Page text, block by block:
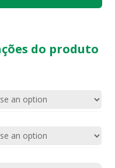
do produto